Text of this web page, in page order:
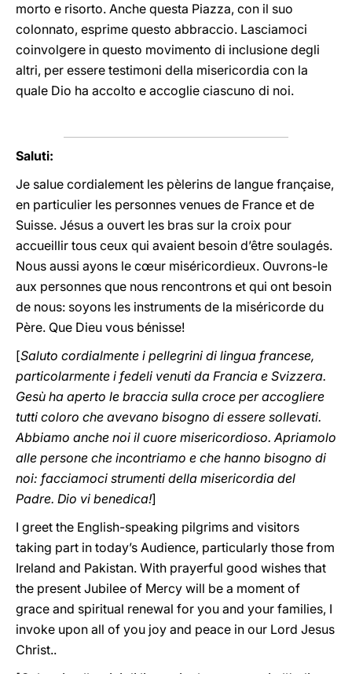
morto e risorto. Anche questa Piazza, con il suo
colonnato, esprime questo abbraccio. Lasciamoci
coinvolgere in questo movimento di inclusione degli
altri, per essere testimoni della misericordia con la
quale Dio ha accolto e accoglie ciascuno di noi.
Saluti:
Je salue cordialement les pèlerins de langue française,
en particulier les personnes venues de France et de
Suisse. Jésus a ouvert les bras sur la croix pour
accueillir tous ceux qui avaient besoin d’être soulagés.
Nous aussi ayons le cœur miséricordieux. Ouvrons-le
aux personnes que nous rencontrons et qui ont besoin
de nous: soyons les instruments de la miséricorde du
Père. Que Dieu vous bénisse!
[Saluto cordialmente i pellegrini di lingua francese,
particolarmente i fedeli venuti da Francia e Svizzera.
Gesù ha aperto le braccia sulla croce per accogliere
tutti coloro che avevano bisogno di essere sollevati.
Abbiamo anche noi il cuore misericordioso. Apriamolo
alle persone che incontriamo e che hanno bisogno di
noi: facciamoci strumenti della misericordia del
Padre. Dio vi benedica!]
I greet the English-speaking pilgrims and visitors
taking part in today’s Audience, particularly those from
Ireland and Pakistan. With prayerful good wishes that
the present Jubilee of Mercy will be a moment of
grace and spiritual renewal for you and your families, I
invoke upon all of you joy and peace in our Lord Jesus
Christ..